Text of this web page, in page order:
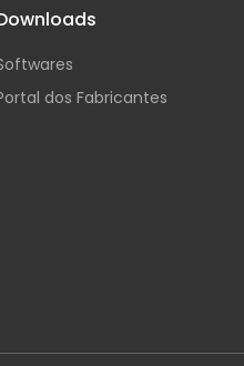
dos Fabricantes